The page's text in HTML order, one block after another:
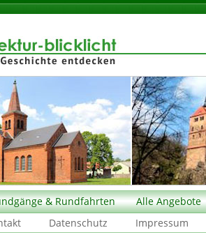
& Rundfahrten
Alle Angebote
Datenschutz Impressum